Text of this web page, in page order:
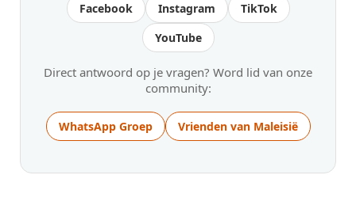
Facebook Instagram
TikTok
YouTube
Direct antwoord op je vragen? Word lid van onze
community:
WhatsApp Groep Vrienden van Maleisië